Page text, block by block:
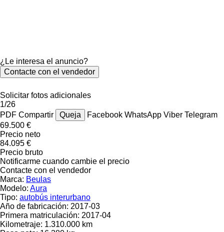
¿Le interesa el anuncio?
Contacte con el vendedor
Solicitar fotos adicionales
1/26
PDF Compartir Queja Facebook WhatsApp Viber Telegram
69.500 €
Precio neto
84.095 €
Precio bruto
Notificarme cuando cambie el precio
Contacte con el vendedor
Marca: Beulas
Modelo: Aura
Tipo: autobús interurbano
Año de fabricación: 2017-03
Primera matriculación: 2017-04
Kilometraje: 1.310.000 km